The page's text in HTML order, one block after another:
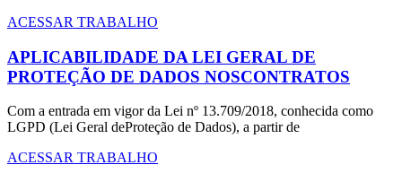
ACESSAR TRABALHO
APLICABILIDADE DA LEI GERAL DE
PROTEÇÃO DE DADOS NOSCONTRATOS
Com a entrada em vigor da Lei nº 13.709/2018, conhecida como
LGPD (Lei Geral deProteção de Dados), a partir de
ACESSAR TRABALHO